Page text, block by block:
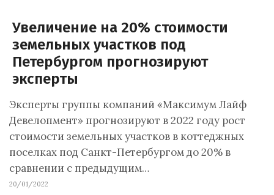
Увеличение на 20% стоимости
земельных участков под
Петербургом прогнозируют
эксперты
Эксперты группы компаний «Максимум Лайф
Девелопмент» прогнозируют в 2022 году рост
стоимости земельных участков в коттеджных
поселках под Санкт-Петербургом до 20% в
сравнении с предыдущим…
20/01/2022